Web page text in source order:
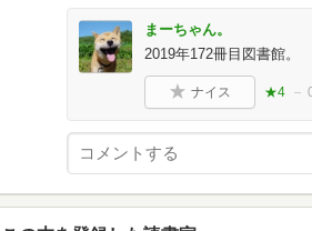
まーちゃん。
2019年172冊目図書館。
ナイス ★4